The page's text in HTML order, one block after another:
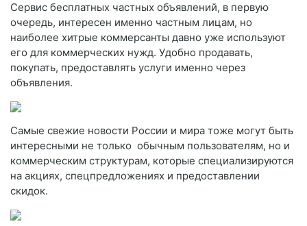
Сервис бесплатных частных объявлений, в первую
очередь, интересен именно частным лицам, но
наиболее хитрые коммерсанты давно уже используют
его для коммерческих нужд. Удобно продавать,
покупать, предоставлять услуги именно через
объявления.
Самые свежие новости России и мира тоже могут быть
интересными не только обычным пользователям, но и
коммерческим структурам, которые специализируются
на акциях, спецпредложениях и предоставлении
скидок.